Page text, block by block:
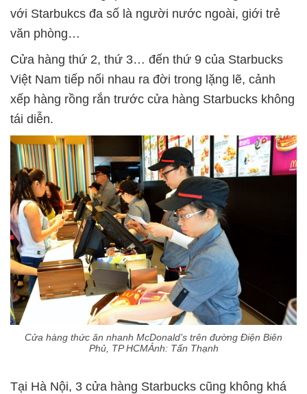
với Starbukcs đa số là người nước ngoài, giới trẻ
văn phòng…
Cửa hàng thứ 2, thứ 3… đến thứ 9 của Starbucks
Việt Nam tiếp nối nhau ra đời trong lặng lẽ, cảnh
xếp hàng rồng rắn trước cửa hàng Starbucks không
tái diễn.
Cửa hàng thức ăn nhanh McDonald’s trên đường Điện Biên
Phủ, TP HCMẢnh: Tấn Thạnh
Tại Hà Nội, 3 cửa hàng Starbucks cũng không khá